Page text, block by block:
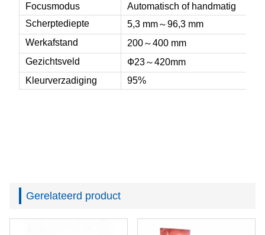
Focusmodus
Automatisch of handmatig
Scherptediepte
5,3 mm～96,3 mm
Werkafstand
200～400 mm
Gezichtsveld
Ф23～420mm
Kleurverzadiging
95%
Gerelateerd product